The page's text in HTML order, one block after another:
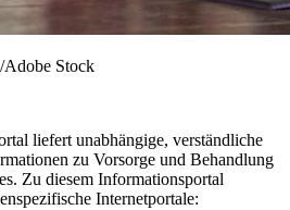
Stock
liefert unabhängige, verständliche
zu Vorsorge und Behandlung
Zu diesem Informationsportal
Internetportale: